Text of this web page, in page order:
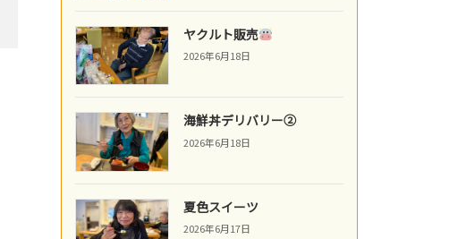
ヤクルト販売
2026年6月18日
海鮮丼デリバリー②
2026年6月18日
夏色スイーツ
2026年6月17日